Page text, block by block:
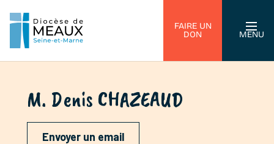
FAIRE UN
DON
MENU
M. Denis CHAZEAUD
Envoyer un email